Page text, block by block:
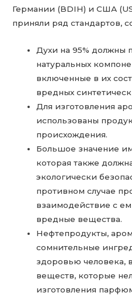
Германии (BDIH) и США
приняли ряд стандартов,
Духи на 95% должны
натуральных
включенные в их
вредных
Для изготовления
использованы
происхождения.
Большое значение
которая также
экологически
противном случае
взаимодействие с
вредные вещества.
Нефтепродукты,
сомнительные
здоровью человека,
веществ, которые
изготовления